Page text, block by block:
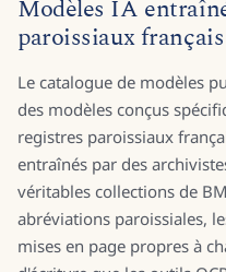
MODÈLES POUR LES BMS
Modèles IA
paroissiaux
Le catalogue de modèles
des modèles conçus
registres paroissiaux
entraînés par des
véritables collections de
abréviations paroissiales,